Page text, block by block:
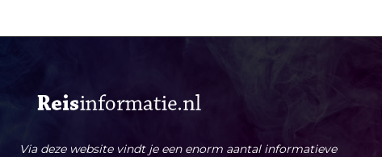
Via deze website vindt je een enorm aantal informatieve